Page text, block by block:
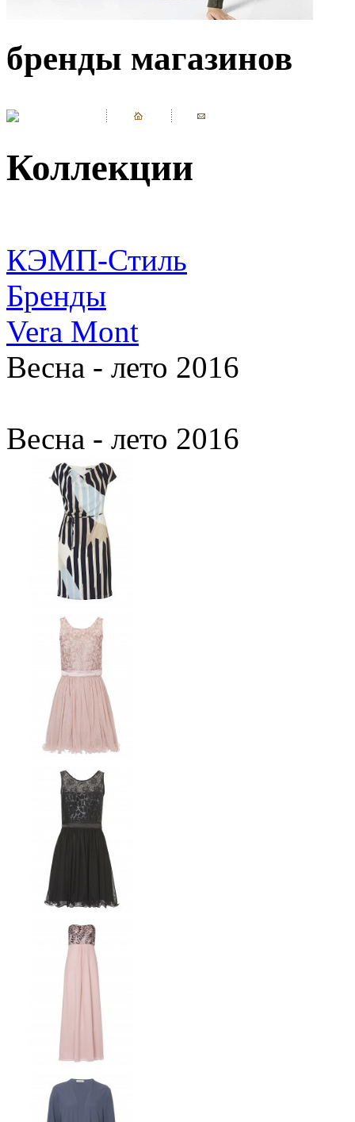
бренды магазинов
Коллекции
КЭМП-Стиль
Бренды
Vera Mont
Весна - лето 2016
Весна - лето 2016